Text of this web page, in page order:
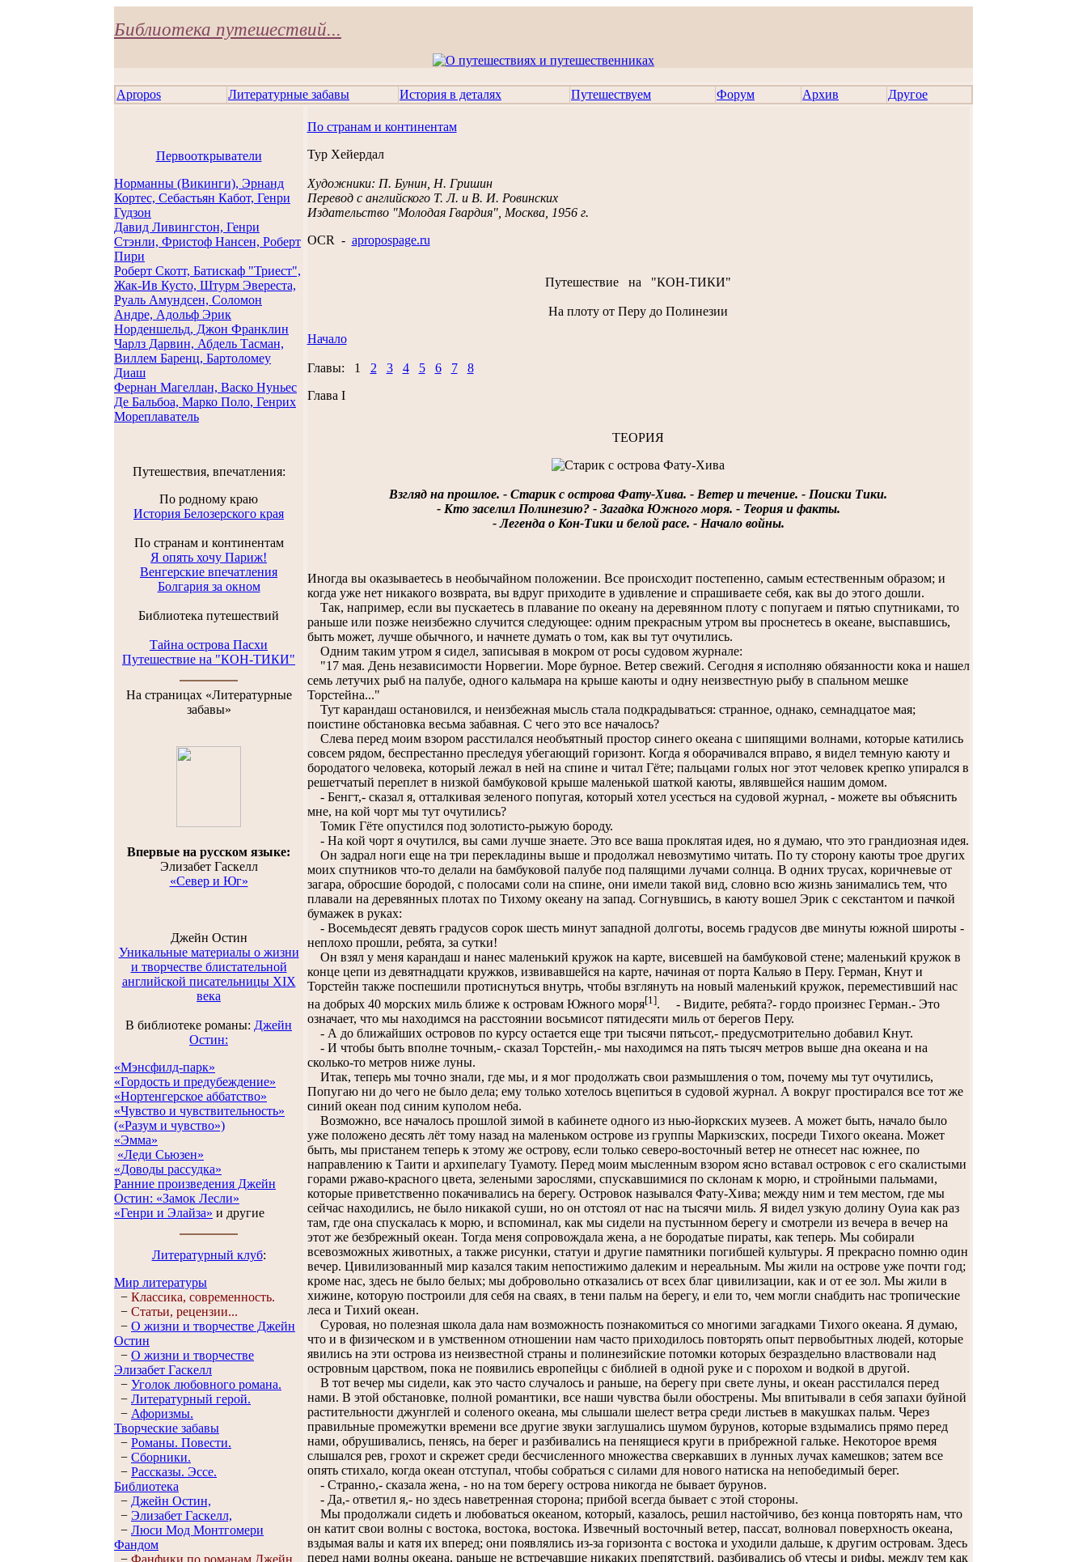
Библиотека путешествий...
Apropos Литературные забавы История в деталях Путешествуем Форум Архив Другое
Первооткрыватели
Норманны (Викинги), Эрнанд
Кортес, Себастьян Кабот, Генри
Гудзон
Давид Ливингстон, Генри
Стэнли, Фристоф Нансен, Роберт
Пири
Роберт Скотт, Батискаф "Триест",
Жак-Ив Кусто, Штурм Эвереста,
Руаль Амундсен, Соломон
Андре, Адольф Эрик
Норденшельд, Джон Франклин
Чарлз Дарвин, Абдель Тасман,
Виллем Баренц, Бартоломеу
Диаш
Фернан Магеллан, Васко Нуньес
Де Бальбоа, Марко Поло, Генрих
Мореплаватель
Путешествия, впечатления:
По родному краю
История Белозерского края
По странам и континентам
Я опять хочу Париж!
Венгерские впечатления
Болгария за окном
Библиотека путешествий
Тайна острова Пасхи
Путешествие на "КОН-ТИКИ"
На страницах «Литературные
забавы»
Впервые на русском языке:
Элизабет Гаскелл
«Север и Юг»
Джейн Остин
Уникальные материалы о жизни
и творчестве блистательной
английской писательницы XIX
века
В библиотеке романы: Джейн
Остин:
«Мэнсфилд-парк»
«Гордость и предубеждение»
«Нортенгерское аббатство»
«Чувство и чувствительность»
(«Разум и чувство»)
«Эмма»
«Леди Сьюзен»
«Доводы рассудка»
Ранние произведения Джейн
Остин: «Замок Лесли»
«Генри и Элайза» и другие
Литературный клуб:
Мир литературы
− Классика, современность.
− Статьи, рецензии...
− О жизни и творчестве Джейн
Остин
− О жизни и творчестве
Элизабет Гaскелл
− Уголок любовного романа.
− Литературный герой.
− Афоризмы.
Творческие забавы
− Романы. Повести.
− Сборники.
− Рассказы. Эссe.
Библиотека
− Джейн Остин,
− Элизабет Гaскелл,
− Люси Мод Монтгомери
Фандом
− Фанфики по романам Джейн
По странам и континентам
Тур Хейердал
Художники: П. Бунин, Н. Гришин
Перевод с английского Т. Л. и В. И. Ровинских
Издательство "Молодая Гвардия", Москва, 1956 г.
OCR - apropospage.ru
Путешествие на "КОН-ТИКИ"
На плоту от Перу до Полинезии
Начало
Главы: 1 2 3 4 5 6 7
8
Глава I
ТЕОРИЯ
Взгляд на прошлое. - Старик с острова Фату-Хива. - Ветер и течение. - Поиски Тики.
- Кто заселил Полинезию? - Загадка Южного моря. - Теория и факты.
- Легенда о Кон-Тики и белой расе. - Начало войны.
Иногда вы оказываетесь в необычайном положении. Все происходит постепенно, самым естественным образом; и
когда уже нет никакого возврата, вы вдруг приходите в удивление и спрашиваете себя, как вы до этого дошли.
Так, например, если вы пускаетесь в плавание по океану на деревянном плоту с попугаем и пятью спутниками, то
раньше или позже неизбежно случится следующее: одним прекрасным утром вы проснетесь в океане, выспавшись,
быть может, лучше обычного, и начнете думать о том, как вы тут очутились.
Одним таким утром я сидел, записывая в мокром от росы судовом журнале:
"17 мая. День независимости Норвегии. Море бурное. Ветер свежий. Сегодня я исполняю обязанности кока и нашел
семь летучих рыб на палубе, одного кальмара на крыше каюты и одну неизвестную рыбу в спальном мешке
Торстейна..."
Тут карандаш остановился, и неизбежная мысль стала подкрадываться: странное, однако, семнадцатое мая;
поистине обстановка весьма забавная. С чего это все началось?
Слева перед моим взором расстилался необъятный простор синего океана с шипящими волнами, которые катились
совсем рядом, беспрестанно преследуя убегающий горизонт. Когда я оборачивался вправо, я видел темную каюту и
бородатого человека, который лежал в ней на спине и читал Гёте; пальцами голых ног этот человек крепко упирался в
решетчатый переплет в низкой бамбуковой крыше маленькой шаткой каюты, являвшейся нашим домом.
- Бенгт,- сказал я, отталкивая зеленого попугая, который хотел усесться на судовой журнал, - можете вы объяснить
мне, на кой чорт мы тут очутились?
Томик Гёте опустился под золотисто-рыжую бороду.
- На кой чорт я очутился, вы сами лучше знаете. Это все ваша проклятая идея, но я думаю, что это грандиозная идея.
Он задрал ноги еще на три перекладины выше и продолжал невозмутимо читать. По ту сторону каюты трое других
моих спутников что-то делали на бамбуковой палубе под палящими лучами солнца. В одних трусах, коричневые от
загара, обросшие бородой, с полосами соли на спине, они имели такой вид, словно всю жизнь занимались тем, что
плавали на деревянных плотах по Тихому океану на запад. Согнувшись, в каюту вошел Эрик с секстантом и пачкой
бумажек в руках:
- Восемьдесят девять градусов сорок шесть минут западной долготы, восемь градусов две минуты южной широты -
неплохо прошли, ребята, за сутки!
Он взял у меня карандаш и нанес маленький кружок на карте, висевшей на бамбуковой стене; маленький кружок в
конце цепи из девятнадцати кружков, извивавшейся на карте, начиная от порта Кальяо в Перу. Герман, Кнут и
Торстейн также поспешили протиснуться внутрь, чтобы взглянуть на новый маленький кружок, переместивший нас
на добрых 40 морских миль ближе к островам Южного моря[1]. - Видите, ребята?- гордо произнес Герман.- Это
означает, что мы находимся на расстоянии восьмисот пятидесяти миль от берегов Перу.
- А до ближайших островов по курсу остается еще три тысячи пятьсот,- предусмотрительно добавил Кнут.
- И чтобы быть вполне точным,- сказал Торстейн,- мы находимся на пять тысяч метров выше дна океана и на
сколько-то метров ниже луны.
Итак, теперь мы точно знали, где мы, и я мог продолжать свои размышления о том, почему мы тут очутились,
Попугаю ни до чего не было дела; ему только хотелось вцепиться в судовой журнал. А вокруг простирался все тот же
синий океан под синим куполом неба.
Возможно, все началось прошлой зимой в кабинете одного из нью-йоркских музеев. А может быть, начало было
уже положено десять лёт тому назад на маленьком острове из группы Маркизских, посреди Тихого океана. Может
быть, мы пристанем теперь к этому же острову, если только северо-восточный ветер не отнесет нас южнее, по
направлению к Таити и архипелагу Туамоту. Перед моим мысленным взором ясно вставал островок с его скалистыми
горами ржаво-красного цвета, зелеными зарослями, спускавшимися по склонам к морю, и стройными пальмами,
которые приветственно покачивались на берегу. Островок назывался Фату-Хива; между ним и тем местом, где мы
сейчас находились, не было никакой суши, но он отстоял от нас на тысячи миль. Я видел узкую долину Оуиа как раз
там, где она спускалась к морю, и вспоминал, как мы сидели на пустынном берегу и смотрели из вечера в вечер на
этот же безбрежный океан. Тогда меня сопровождала жена, а не бородатые пираты, как теперь. Мы собирали
всевозможных животных, а также рисунки, статуи и другие памятники погибшей культуры. Я прекрасно помню один
вечер. Цивилизованный мир казался таким непостижимо далеким и нереальным. Мы жили на острове уже почти год;
кроме нас, здесь не было белых; мы добровольно отказались от всех благ цивилизации, как и от ее зол. Мы жили в
хижине, которую построили для себя на сваях, в тени пальм на берегу, и ели то, чем могли снабдить нас тропические
леса и Тихий океан.
Суровая, но полезная школа дала нам возможность познакомиться со многими загадками Тихого океана. Я думаю,
что и в физическом и в умственном отношении нам часто приходилось повторять опыт первобытных людей, которые
явились на эти острова из неизвестной страны и полинезийские потомки которых безраздельно властвовали над
островным царством, пока не появились европейцы с библией в одной руке и с порохом и водкой в другой.
В тот вечер мы сидели, как это часто случалось и раньше, на берегу при свете луны, и океан расстилался перед
нами. В этой обстановке, полной романтики, все наши чувства были обострены. Мы впитывали в себя запахи буйной
растительности джунглей и соленого океана, мы слышали шелест ветра среди листьев в макушках пальм. Через
правильные промежутки времени все другие звуки заглушались шумом бурунов, которые вздымались прямо перед
нами, обрушивались, пенясь, на берег и разбивались на пенящиеся круги в прибрежной гальке. Некоторое время
слышался рев, грохот и скрежет среди бесчисленного множества сверкавших в лунных лучах камешков; затем все
опять стихало, когда океан отступал, чтобы собраться с силами для нового натиска на непобедимый берег.
- Странно,- сказала жена, - но на том берегу острова никогда не бывает бурунов.
- Да,- ответил я,- но здесь наветренная сторона; прибой всегда бывает с этой стороны.
Мы продолжали сидеть и любоваться океаном, который, казалось, решил настойчиво, без конца повторять нам, что
он катит свои волны с востока, востока, востока. Извечный восточный ветер, пассат, волновал поверхность океана,
вздымая валы и катя их вперед; они появлялись из-за горизонта с востока и уходили дальше, к другим островам. Здесь
перед нами волны океана, раньше не встречавшие никаких препятствий, разбивались об утесы и рифы, между тем как